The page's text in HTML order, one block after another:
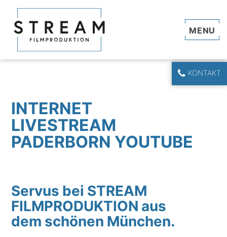
KONTAKT
INTERNET
LIVESTREAM
PADERBORN YOUTUBE
Servus bei STREAM
FILMPRODUKTION aus
dem schönen München.